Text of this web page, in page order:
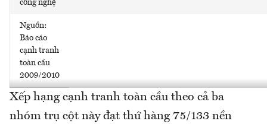
công nghệ
Nguồn:
Báo cáo
cạnh tranh
toàn cầu
2009/2010
Xếp hạng cạnh tranh toàn cầu theo cả ba
nhóm trụ cột này đạt thứ hàng 75/133 nền